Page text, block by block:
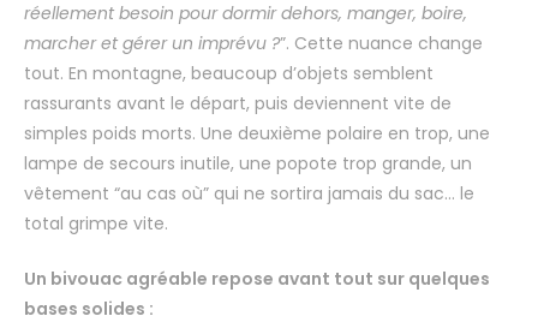
réellement besoin pour dormir dehors, manger, boire,
marcher et gérer un imprévu ?”. Cette nuance change
tout. En montagne, beaucoup d’objets semblent
rassurants avant le départ, puis deviennent vite de
simples poids morts. Une deuxième polaire en trop, une
lampe de secours inutile, une popote trop grande, un
vêtement “au cas où” qui ne sortira jamais du sac… le
total grimpe vite.
Un bivouac agréable repose avant tout sur quelques
bases solides :